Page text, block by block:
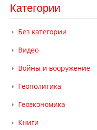
Категории
Без категории
Видео
Войны и вооружение
Геополитика
Геоэкономика
Книги